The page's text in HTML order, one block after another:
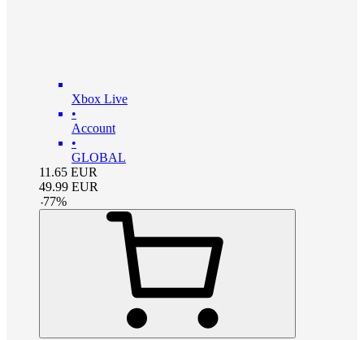
Xbox Live
•
Account
•
GLOBAL
11.65 EUR
49.99 EUR
-77%